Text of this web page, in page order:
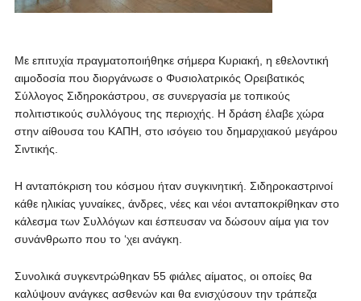
Με επιτυχία πραγματοποιήθηκε σήμερα Κυριακή, η εθελοντική
αιμοδοσία που διοργάνωσε ο Φυσιολατρικός Ορειβατικός
Σύλλογος Σιδηροκάστρου, σε συνεργασία με τοπικούς
πολιτιστικούς συλλόγους της περιοχής. Η δράση έλαβε χώρα
στην αίθουσα του ΚΑΠΗ, στο ισόγειο του δημαρχιακού μεγάρου
Σιντικής.
Η ανταπόκριση του κόσμου ήταν συγκινητική. Σιδηροκαστρινοί
κάθε ηλικίας γυναίκες, άνδρες, νέες και νέοι ανταποκρίθηκαν στο
κάλεσμα των Συλλόγων και έσπευσαν να δώσουν αίμα για τον
συνάνθρωπο που το ‘χει ανάγκη.
Συνολικά συγκεντρώθηκαν 55 φιάλες αίματος, οι οποίες θα
καλύψουν ανάγκες ασθενών και θα ενισχύσουν την τράπεζα